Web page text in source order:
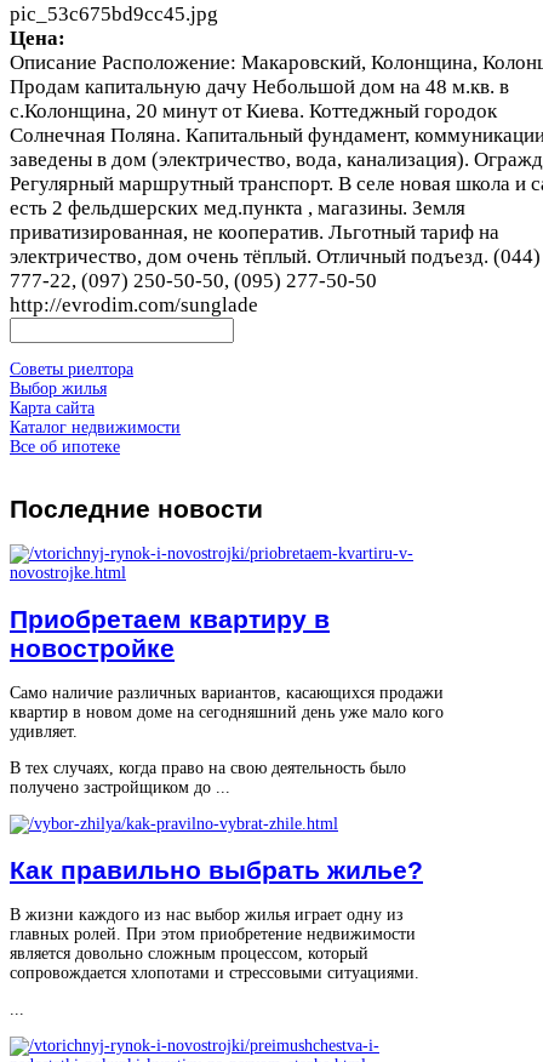
pic_53c675bd9cc45.jpg
Цена:
Описание Расположение: Макаровский, Колонщина,
Продам капитальную дачу Небольшой дом на 48 м.кв. в
с.Колонщина, 20 минут от Киева. Коттеджный городок
Солнечная Поляна. Капитальный фундамент,
заведены в дом (электричество, вода, канализация).
Регулярный маршрутный транспорт. В селе новая школа и
есть 2 фельдшерских мед.пункта , магазины. Земля
приватизированная, не кооператив. Льготный тариф на
электричество, дом очень тёплый. Отличный подъезд.
777-22, (097) 250-50-50, (095) 277-50-50
http://evrodim.com/sunglade
Советы риелтора
Выбор жилья
Карта сайта
Каталог недвижимости
Все об ипотеке
Последние новости
Приобретаем квартиру в
новостройке
Само наличие различных вариантов, касающихся продажи
квартир в новом доме на сегодняшний день уже мало кого
удивляет.
В тех случаях, когда право на свою деятельность было
получено застройщиком до ...
Как правильно выбрать жилье?
В жизни каждого из нас выбор жилья играет одну из
главных ролей. При этом приобретение недвижимости
является довольно сложным процессом, который
сопровождается хлопотами и стрессовыми ситуациями.
...